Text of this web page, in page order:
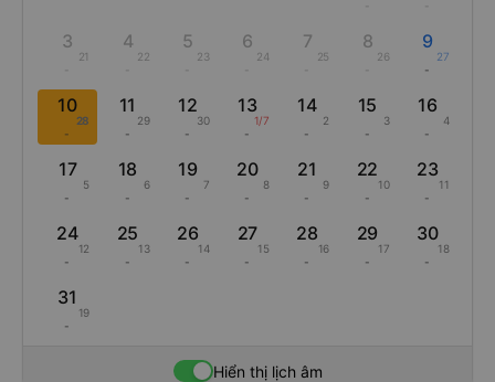
3
21
4
22
5
23
6
24
7
25
8
26
9
27
-
10
28
-
11
29
-
12
30
-
13
1/7
-
14
2
-
15
3
-
16
4
-
17
5
-
18
6
-
19
7
-
20
8
-
21
9
-
22
10
-
23
11
-
24
12
-
25
13
-
26
14
-
27
15
-
28
16
-
29
17
-
30
18
-
31
19
-
Hiển thị lịch âm